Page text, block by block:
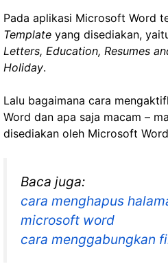
Pada aplikasi Microsoft Word
Template yang disediakan,
Letters, Education, Resumes
Holiday.
Lalu bagaimana cara
Word dan apa saja macam –
disediakan oleh Microsoft
Baca juga:
cara menghapus
microsoft word
cara menggabungkan